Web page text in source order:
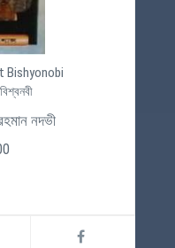
Bishyonobi
নদভী